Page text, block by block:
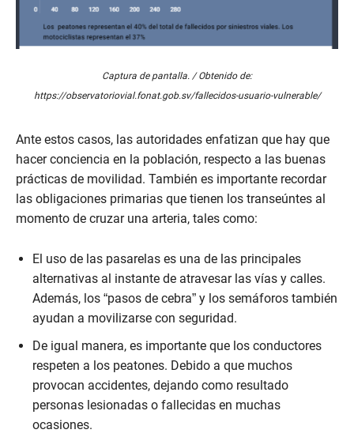
Captura de pantalla. / Obtenido de:
https://observatoriovial.fonat.gob.sv/fallecidos-usuario-vulnerable/
Ante estos casos, las autoridades enfatizan que hay que
hacer conciencia en la población, respecto a las buenas
prácticas de movilidad. También es importante recordar
las obligaciones primarias que tienen los transeúntes al
momento de cruzar una arteria, tales como:
El uso de las pasarelas es una de las principales
alternativas al instante de atravesar las vías y calles.
Además, los “pasos de cebra” y los semáforos también
ayudan a movilizarse con seguridad.
De igual manera, es importante que los conductores
respeten a los peatones. Debido a que muchos
provocan accidentes, dejando como resultado
personas lesionadas o fallecidas en muchas
ocasiones.